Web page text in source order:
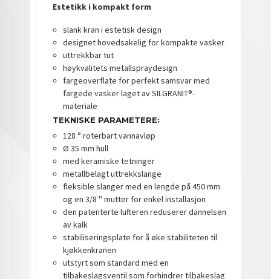
Estetikk i kompakt form
slank kran i estetisk design
designet hovedsakelig for kompakte vasker
uttrekkbar tut
høykvalitets metallspraydesign
fargeoverflate for perfekt samsvar med
fargede vasker laget av SILGRANIT®-
materiale
TEKNISKE PARAMETERE:
128 ° roterbart vannavløp
Ø 35 mm hull
med keramiske tetninger
metallbelagt uttrekkslange
fleksible slanger med en lengde på 450 mm
og en 3/8 '' mutter for enkel installasjon
den patenterte lufteren reduserer dannelsen
av kalk
stabiliseringsplate for å øke stabiliteten til
kjøkkenkranen
utstyrt som standard med en
tilbakeslagsventil som forhindrer tilbakeslag